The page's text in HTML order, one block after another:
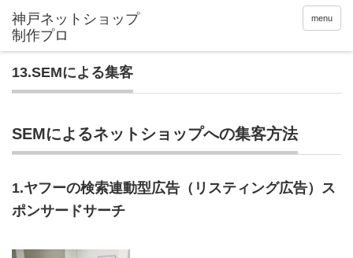
menu
13.SEMによる集客
SEMによるネットショップへの集客方法
1.ヤフーの検索連動型広告（リスティング広告）ス
ポンサードサーチ